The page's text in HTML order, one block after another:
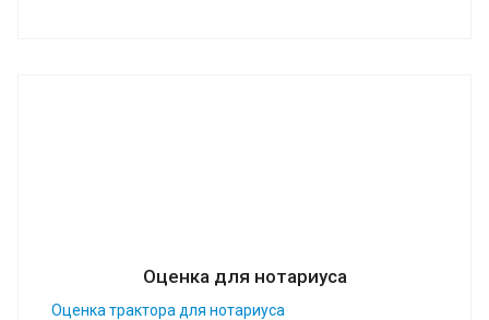
Оценка для нотариуса
Оценка трактора для нотариуса